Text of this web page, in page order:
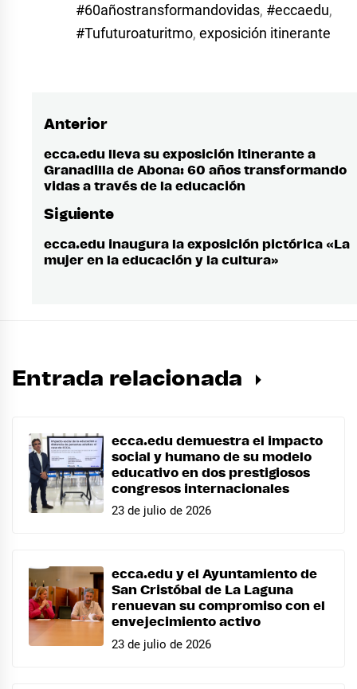
#60añostransformandovidas, #eccaedu,
#Tufuturoaturitmo, exposición itinerante
Navegación
de
entradas
Anterior
Entrada
anterior:
ecca.edu lleva su exposición itinerante a
Granadilla de Abona: 60 años transformando
vidas a través de la educación
Siguiente
Entrada
siguiente:
ecca.edu inaugura la exposición pictórica «La
mujer en la educación y la cultura»
Entrada relacionada
ecca.edu demuestra el impacto
social y humano de su modelo
educativo en dos prestigiosos
congresos internacionales
23 de julio de 2026
ecca.edu y el Ayuntamiento de
San Cristóbal de La Laguna
renuevan su compromiso con el
envejecimiento activo
23 de julio de 2026